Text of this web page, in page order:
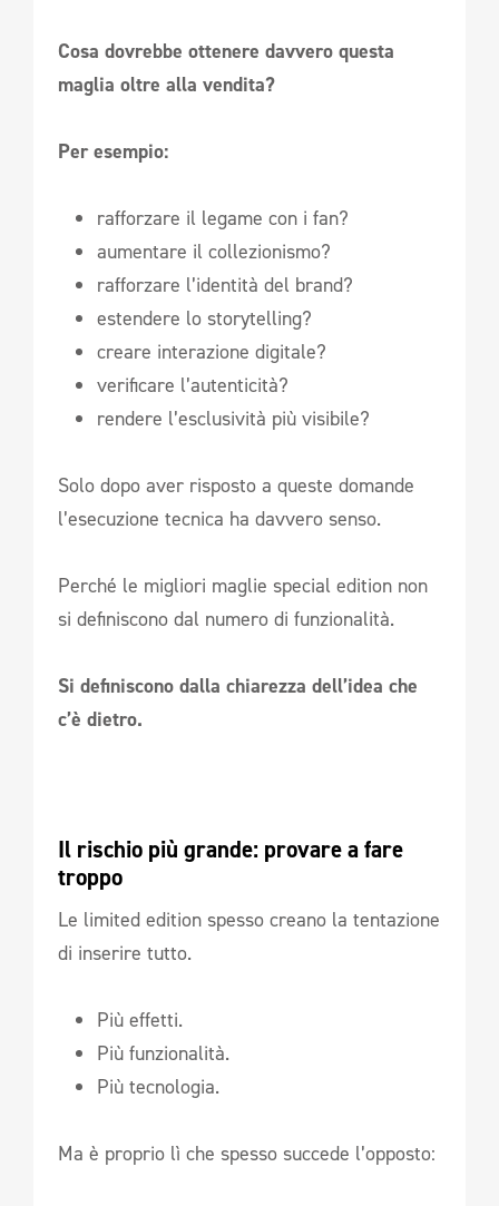
Cosa dovrebbe ottenere davvero questa
maglia oltre alla vendita?
Per esempio:
rafforzare il legame con i fan?
aumentare il collezionismo?
rafforzare l’identità del brand?
estendere lo storytelling?
creare interazione digitale?
verificare l’autenticità?
rendere l’esclusività più visibile?
Solo dopo aver risposto a queste domande
l’esecuzione tecnica ha davvero senso.
Perché le migliori maglie special edition non
si definiscono dal numero di funzionalità.
Si definiscono dalla chiarezza dell’idea che
c’è dietro.
Il rischio più grande: provare a fare
troppo
Le limited edition spesso creano la tentazione
di inserire tutto.
Più effetti.
Più funzionalità.
Più tecnologia.
Ma è proprio lì che spesso succede l’opposto: